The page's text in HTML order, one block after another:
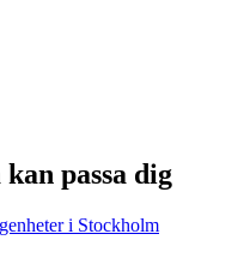
passa dig
i Stockholm